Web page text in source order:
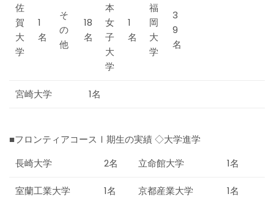
佐
賀
大
学
1
名
そ
の
他
18
名
本
女
子
大
学
1
名
福
岡
大
学
3
9
名
宮崎大学 1名
■フロンティアコースⅠ期生の実績 ◇大学進学
長崎大学
2名 立命館大学 1名
室蘭工業大学 1名 京都産業大学 1名